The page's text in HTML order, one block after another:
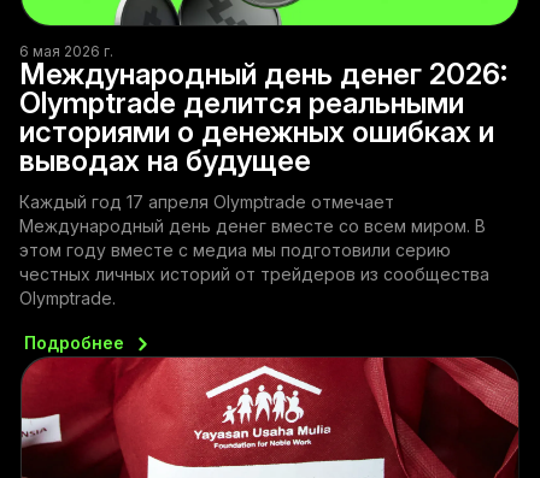
6 мая 2026 г.
Международный день денег 2026:
Olymptrade делится реальными
историями о денежных ошибках и
выводах на будущее
Каждый год 17 апреля Olymptrade отмечает
Международный день денег вместе со всем миром. В
этом году вместе с медиа мы подготовили серию
честных личных историй от трейдеров из сообщества
Olymptrade.
Подробнее